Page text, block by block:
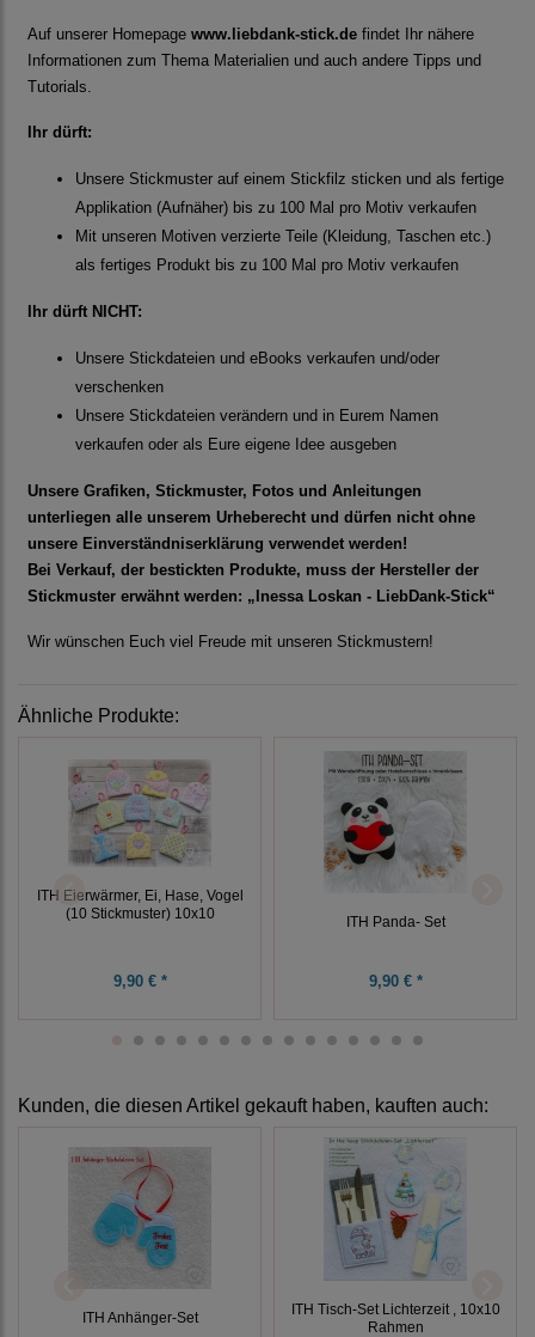
Auf unserer Homepage www.liebdank-stick.de findet Ihr nähere
Informationen zum Thema Materialien und auch andere Tipps und
Tutorials.
Ihr dürft:
Unsere Stickmuster auf einem Stickfilz sticken und als fertige
Applikation (Aufnäher) bis zu 100 Mal pro Motiv verkaufen
Mit unseren Motiven verzierte Teile (Kleidung, Taschen etc.)
als fertiges Produkt bis zu 100 Mal pro Motiv verkaufen
Ihr dürft NICHT:
Unsere Stickdateien und eBooks verkaufen und/oder
verschenken
Unsere Stickdateien verändern und in Eurem Namen
verkaufen oder als Eure eigene Idee ausgeben
Unsere Grafiken, Stickmuster, Fotos und Anleitungen
unterliegen alle unserem Urheberecht und dürfen nicht ohne
unsere Einverständniserklärung verwendet werden!
Bei Verkauf, der bestickten Produkte, muss der Hersteller der
Stickmuster erwähnt werden: „Inessa Loskan - LiebDank-Stick“
Wir wünschen Euch viel Freude mit unseren Stickmustern!
Ähnliche Produkte:
ITH Eierwärmer, Ei, Hase, Vogel
(10 Stickmuster) 10x10
9,90 € *
ITH Panda- Set
9,90 € *
Kunden, die diesen Artikel gekauft haben, kauften auch:
ITH Anhänger-Set
ITH Tisch-Set Lichterzeit , 10x10
Rahmen